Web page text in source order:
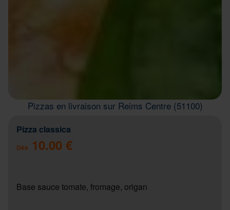
Pizzas en livraison sur Reims Centre (51100)
Pizza classica
Dès 10.00 €
Base sauce tomate, fromage, origan